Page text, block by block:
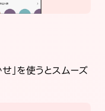
」を使うとスムーズ